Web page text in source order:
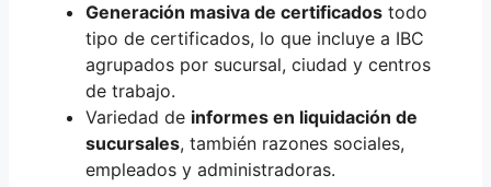
Generación masiva de certificados todo
tipo de certificados, lo que incluye a IBC
agrupados por sucursal, ciudad y centros
de trabajo.
Variedad de informes en liquidación de
sucursales, también razones sociales,
empleados y administradoras.